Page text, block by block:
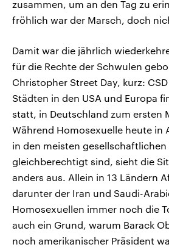
zusammen, um an den Tag zu
fröhlich war der Marsch, doch
Damit war die jährlich
für die Rechte der Schwulen
Christopher Street Day, kurz:
Städten in den USA und Europa
statt, in Deutschland zum ersten
Während Homosexuelle heute in
in den meisten gesellschaftlichen
gleichberechtigt sind, sieht die
anders aus. Allein in 13 Ländern
darunter der Iran und Saudi-
Homosexuellen immer noch die
auch ein Grund, warum Barack
noch amerikanischer Präsident